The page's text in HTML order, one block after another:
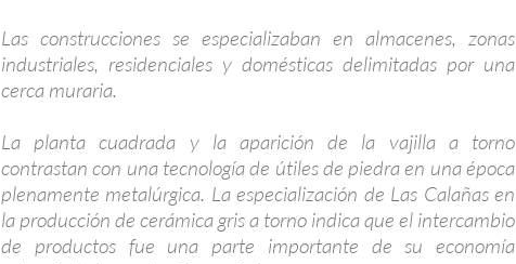
Las construcciones se especializaban en almacenes, zonas
industriales, residenciales y domésticas delimitadas por una
cerca muraria.
La planta cuadrada y la aparición de la vajilla a torno
contrastan con una tecnología de útiles de piedra en una época
plenamente metalúrgica. La especialización de Las Calañas en
la producción de cerámica gris a torno indica que el intercambio
de productos fue una parte importante de su economía